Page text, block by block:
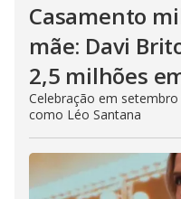
Casamento
mãe: Davi
2,5 milhões
Celebração em
como Léo Santana